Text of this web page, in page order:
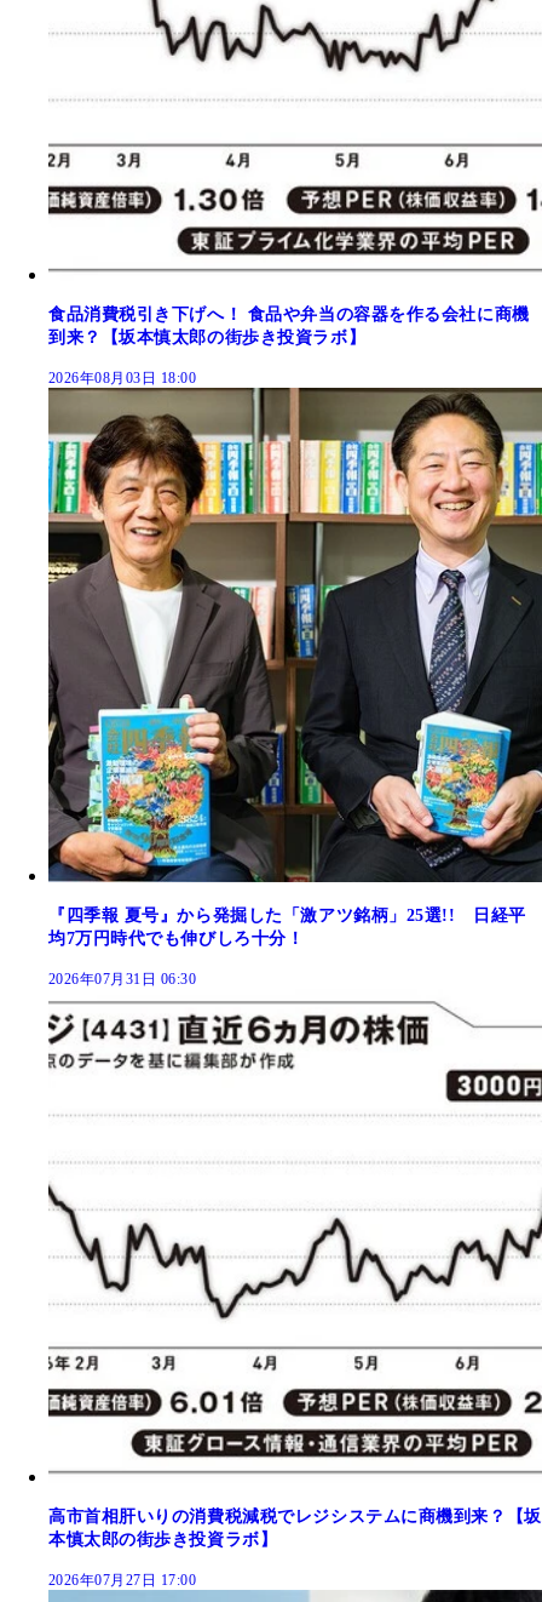
食品消費税引き下げへ！ 食品や弁当の容器を作る会社に商機
到来？【坂本慎太郎の街歩き投資ラボ】
2026年08月03日 18:00
『四季報 夏号』から発掘した「激アツ銘柄」25選!! 日経平
均7万円時代でも伸びしろ十分！
2026年07月31日 06:30
高市首相肝いりの消費税減税でレジシステムに商機到来？【坂
本慎太郎の街歩き投資ラボ】
2026年07月27日 17:00